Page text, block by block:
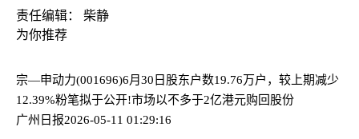
责任编辑： 柴静
为你推荐
宗—申动力(001696)6月30日股东户数19.76万户，较上期减少
12.39%粉笔拟于公开!市场以不多于2亿港元购回股份
广州日报2026-05-11 01:29:16